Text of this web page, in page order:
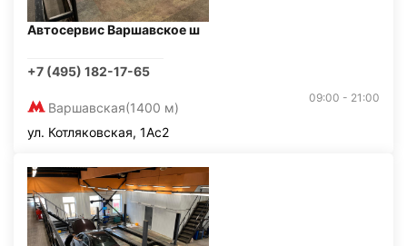
Автосервис Варшавское ш
+7 (495) 182-17-65
Варшавская(1400 м)
09:00 - 21:00
ул. Котляковская, 1Ас2